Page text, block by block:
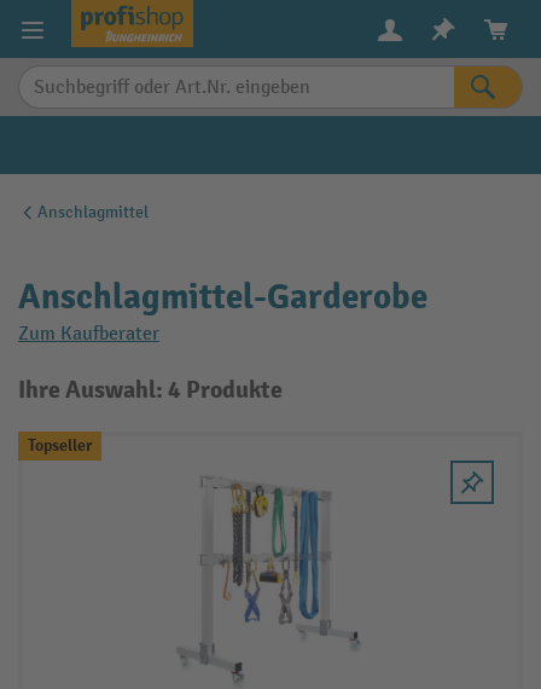
springen
Anschlagmittel
Anschlagmittel-Garderobe
Zum Kaufberater
Ihre Auswahl: 4 Produkte
Topseller